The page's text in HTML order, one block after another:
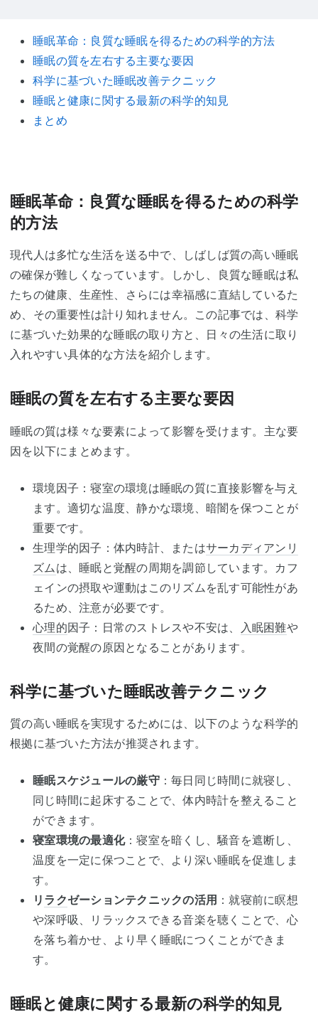
睡眠革命：良質な睡眠を得るための科学的方法
睡眠の質を左右する主要な要因
科学に基づいた睡眠改善テクニック
睡眠と健康に関する最新の科学的知見
まとめ
睡眠革命：良質な睡眠を得るための科学
的方法
現代人は多忙な生活を送る中で、しばしば質の高い睡眠
の確保が難しくなっています。しかし、良質な睡眠は私
たちの健康、生産性、さらには幸福感に直結しているた
め、その重要性は計り知れません。この記事では、科学
に基づいた効果的な睡眠の取り方と、日々の生活に取り
入れやすい具体的な方法を紹介します。
睡眠の質を左右する主要な要因
睡眠の質は様々な要素によって影響を受けます。主な要
因を以下にまとめます。
環境因子：寝室の環境は睡眠の質に直接影響を与え
ます。適切な温度、静かな環境、暗闇を保つことが
重要です。
生理学的因子：体内時計、またはサーカディアンリ
ズム は、睡眠と覚醒の周期を調節しています。カフ
ェインの摂取や運動はこのリズムを乱す可能性があ
るため、注意が必要です。
心理的因子：日常のストレスや不安は、 入眠困難や
夜間の覚醒の原因となることがあります。
科学に基づいた睡眠改善テクニック
質の高い睡眠を実現するためには、以下のような科学的
根拠に基づいた方法が推奨されます。
睡眠スケジュールの厳守：毎日同じ時間に就寝し、
同じ時間に起床することで、体内時計を整えること
ができます。
寝室環境の最適化：寝室を暗くし、騒音を遮断し、
温度を一定に保つことで、より深い睡眠を促進しま
す。
リ ラクゼーションテクニックの活用 ：就寝前に瞑想
や深呼吸、リラックスできる音楽を聴くことで、心
を落ち着かせ、より早く睡眠につくことができま
す。
睡眠と健康に関する最新の科学的知見